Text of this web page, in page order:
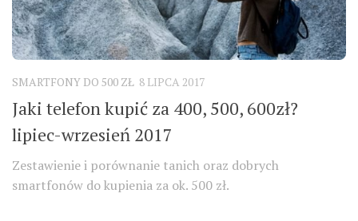
SMARTFONY DO 500 ZŁ 8 LIPCA 2017
Jaki telefon kupić za 400, 500, 600zł?
lipiec-wrzesień 2017
Zestawienie i porównanie tanich oraz dobrych
smartfonów do kupienia za ok. 500 zł.